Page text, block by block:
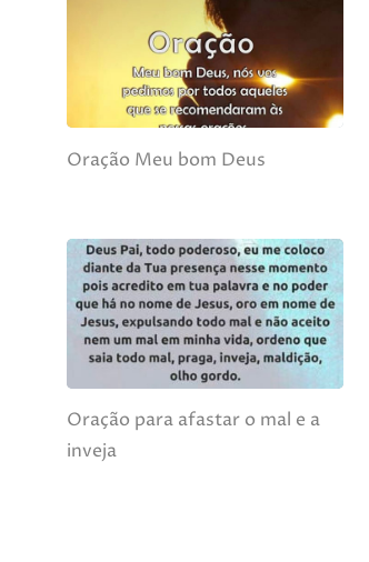
Oração Meu bom Deus
Oração para afastar o mal e a
inveja